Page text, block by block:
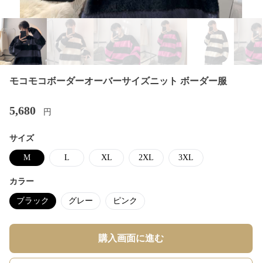
モコモコボーダーオーバーサイズニット ボーダー服
5,680 円
サイズ
M L XL 2XL 3XL
カラー
ブラック グレー ピンク
購入画面に進む